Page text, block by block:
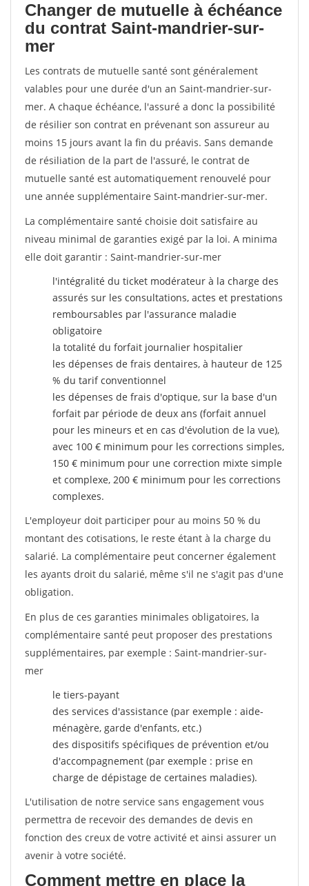
Changer de mutuelle à échéance
du contrat Saint-mandrier-sur-
mer
Les contrats de mutuelle santé sont généralement
valables pour une durée d'un an Saint-mandrier-sur-
mer. A chaque échéance, l'assuré a donc la possibilité
de résilier son contrat en prévenant son assureur au
moins 15 jours avant la fin du préavis. Sans demande
de résiliation de la part de l'assuré, le contrat de
mutuelle santé est automatiquement renouvelé pour
une année supplémentaire Saint-mandrier-sur-mer.
La complémentaire santé choisie doit satisfaire au
niveau minimal de garanties exigé par la loi. A minima
elle doit garantir : Saint-mandrier-sur-mer
l'intégralité du ticket modérateur à la charge des
assurés sur les consultations, actes et prestations
remboursables par l'assurance maladie
obligatoire
la totalité du forfait journalier hospitalier
les dépenses de frais dentaires, à hauteur de 125
% du tarif conventionnel
les dépenses de frais d'optique, sur la base d'un
forfait par période de deux ans (forfait annuel
pour les mineurs et en cas d'évolution de la vue),
avec 100 € minimum pour les corrections simples,
150 € minimum pour une correction mixte simple
et complexe, 200 € minimum pour les corrections
complexes.
L'employeur doit participer pour au moins 50 % du
montant des cotisations, le reste étant à la charge du
salarié. La complémentaire peut concerner également
les ayants droit du salarié, même s'il ne s'agit pas d'une
obligation.
En plus de ces garanties minimales obligatoires, la
complémentaire santé peut proposer des prestations
supplémentaires, par exemple : Saint-mandrier-sur-
mer
le tiers-payant
des services d'assistance (par exemple : aide-
ménagère, garde d'enfants, etc.)
des dispositifs spécifiques de prévention et/ou
d'accompagnement (par exemple : prise en
charge de dépistage de certaines maladies).
L'utilisation de notre service sans engagement vous
permettra de recevoir des demandes de devis en
fonction des creux de votre activité et ainsi assurer un
avenir à votre société.
Comment mettre en place la